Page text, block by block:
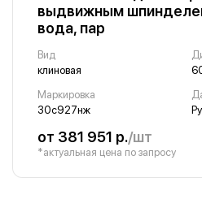
выдвижным
вода, пар
Вид
клиновая
Маркировка
30с927нж
от 381 951 р./шт
*актуальная цена по запросу